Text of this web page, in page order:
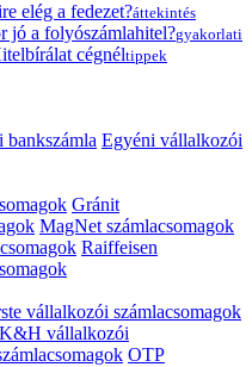
elég a fedezet?áttekintés
jó a folyószámlahitel?gyakorlati
cégnéltippek
Egyéni vállalkozói
Gránit
MagNet számlacsomagok
Raiffeisen
vállalkozói számlacsomagok
K&H vállalkozói
OTP